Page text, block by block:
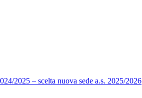
2025 – scelta nuova sede a.s. 2025/2026